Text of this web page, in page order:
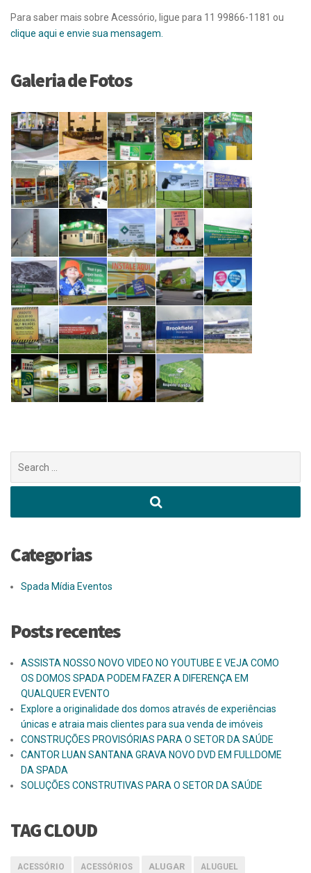
Para saber mais sobre Acessório, ligue para 11 99866-1181 ou
clique aqui e envie sua mensagem.
Galeria de Fotos
por:
Categorias
Spada Mídia Eventos
Posts recentes
ASSISTA NOSSO NOVO VIDEO NO YOUTUBE E VEJA COMO
OS DOMOS SPADA PODEM FAZER A DIFERENÇA EM
QUALQUER EVENTO
Explore a originalidade dos domos através de experiências
únicas e atraia mais clientes para sua venda de imóveis
CONSTRUÇÕES PROVISÓRIAS PARA O SETOR DA SAÚDE
CANTOR LUAN SANTANA GRAVA NOVO DVD EM FULLDOME
DA SPADA
SOLUÇÕES CONSTRUTIVAS PARA O SETOR DA SAÚDE
TAG CLOUD
ACESSÓRIO ACESSÓRIOS ALUGAR ALUGUEL